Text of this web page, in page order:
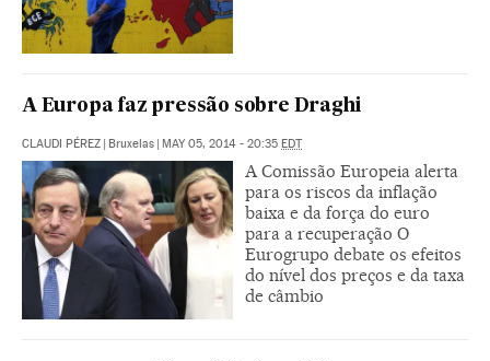
A Europa faz pressão sobre Draghi
CLAUDI PÉREZ | Bruxelas | MAY 05, 2014 - 20:35 EDT
A Comissão Europeia alerta
para os riscos da inflação
baixa e da força do euro
para a recuperação O
Eurogrupo debate os efeitos
do nível dos preços e da taxa
de câmbio